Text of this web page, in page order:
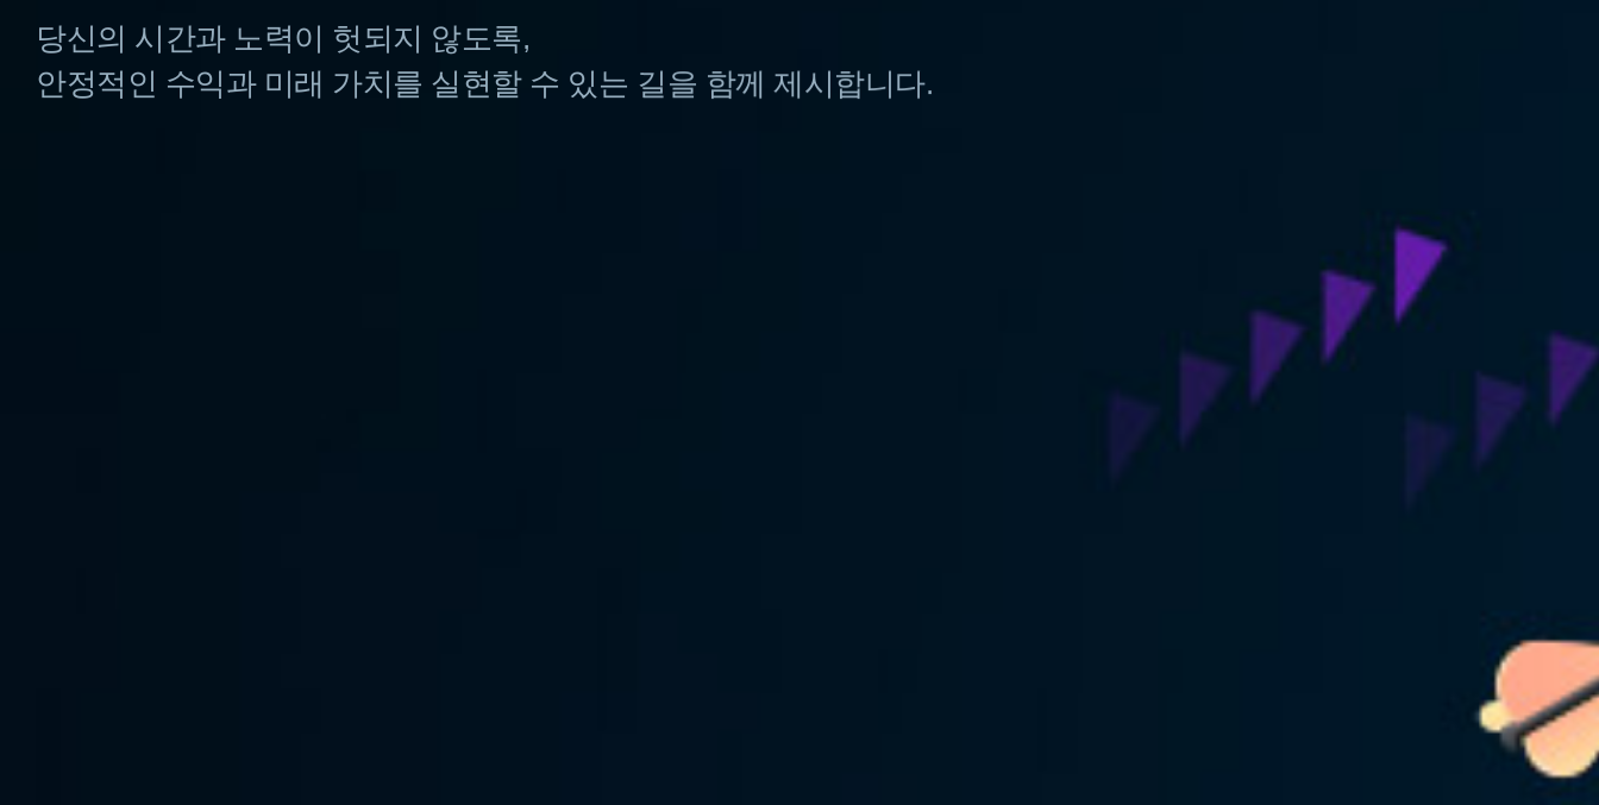
당신의 시간과 노력이 헛되지 않도록,
안정적인 수익과 미래 가치를 실현할 수 있는 길을 함께 제시합니다.
당신의 시간과 노력이 헛되지 않도록,
안정적인 수익과 미래 가치를 실현할 수 있는 길을 함께 제시합니다.